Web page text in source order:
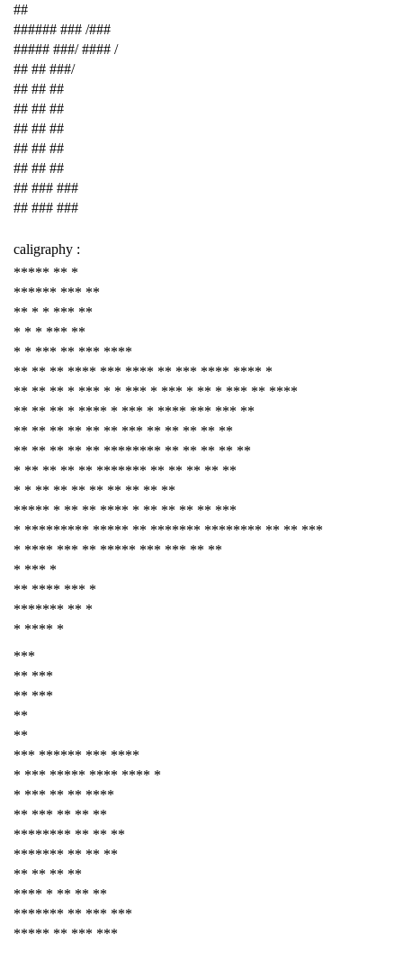
##
###### ### /###
##### ###/ #### /
## ## ###/
## ## ##
## ## ##
## ## ##
## ## ##
## ## ##
## ### ###
## ### ###
caligraphy :
***** ** *
****** *** **
** * * *** **
* * * *** **
* * *** ** *** ****
** ** ** **** *** **** ** *** **** **** *
** ** ** * *** * * *** * *** * ** * *** ** ****
** ** ** * **** * *** * **** *** *** **
** ** ** ** ** ** *** ** ** ** ** **
** ** ** ** ** ******** ** ** ** ** **
* ** ** ** ** ******* ** ** ** ** **
* * ** ** ** ** ** ** ** **
***** * ** ** **** * ** ** ** ** ***
* ********* ***** ** ******* ******** ** ** ***
* **** *** ** ***** *** *** ** **
* *** *
** **** *** *
******* ** *
* **** *
***
** ***
** ***
**
**
*** ****** *** ****
* *** ***** **** **** *
* *** ** ** ****
** *** ** ** **
******** ** ** **
******* ** ** **
** ** ** **
**** * ** ** **
******* ** *** ***
***** ** *** ***